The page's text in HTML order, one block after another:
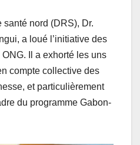
santé nord (DRS), Dr.
a loué l’initiative des
Il a exhorté les uns
compte collective des
et particulièrement
du programme Gabon-